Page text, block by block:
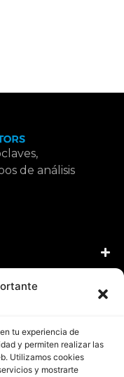
tu experiencia de
y permiten realizar las
Utilizamos cookies
y mostrarte
de análisis